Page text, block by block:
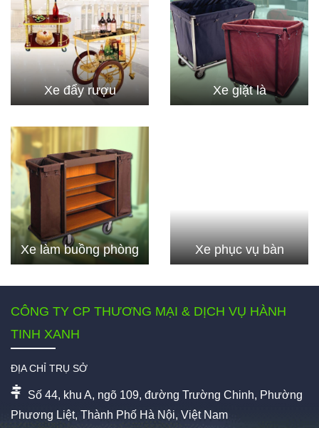
Xe đẩy rượu Xe giặt là
Xe làm buồng phòng Xe phục vụ bàn
CÔNG TY CP THƯƠNG MẠI & DỊCH VỤ HÀNH
TINH XANH
ĐỊA CHỈ TRỤ SỞ
Số 44, khu A, ngõ 109, đường Trường Chinh, Phường
Phương Liệt, Thành Phố Hà Nội, Việt Nam